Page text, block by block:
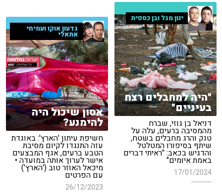
ינון מגל ובן כספית
"היה למחבלים רצח
בעיניים"
דניאל בן גוזי, שברח
מהמסיבה ברעים, עלה על
טנק והרג מחבלים בשטח,
שיתף בסיפורו המטלטל
והדגיש בכאב: "ראיתי דברים
באמת איומים"
17/01/2024
גדעון אוקו ועמיחי
אתאלי
אסון שיכול היה
להימנע?
חשיפת עיתון 'הארץ': באוגדת
עזה התנגדו לקיום מסיבת
הטבע ברעים, אגף המבצעים
אישר לערוך אותה במועדה •
מיכאל האוזר טוב ('הארץ')
עם הפרטים
26/12/2023